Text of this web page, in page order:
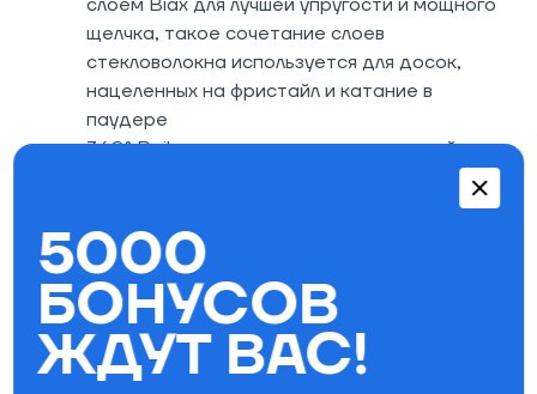
щелчка, такое сочетание слоев
стекловолокна используется для досок,
нацеленных на фристайл и катание в
паудере
360° Rails: полностью защищенные рейлы
создают ощущение целостности доски и
агрессивных заездов
Recycled Steel Edges: прочные канты из
переработанной стали
Recycled ABS: боковые стенки из
переработанного ABS
Hand Dyed Ash Powerply – верхний слой из
5000
БОНУСОВ
ЖДУТ ВАС!